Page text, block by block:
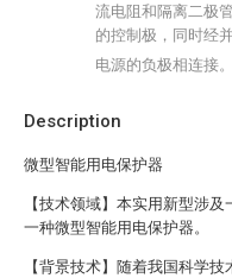
Description
微型智能用电保护器
【技术领域】本实用新型涉
一种微型智能用电保护器。
【背景技术】随着我国科学
流电阻和隔离二极
的控制极，同时经
电源的负极相连接。